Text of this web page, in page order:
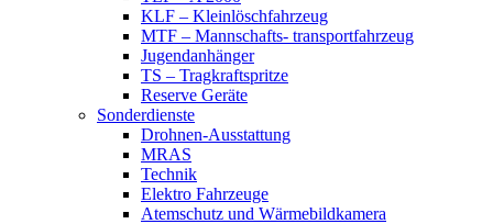
KLF – Kleinlöschfahrzeug
MTF – Mannschafts- transportfahrzeug
Jugendanhänger
TS – Tragkraftspritze
Reserve Geräte
Sonderdienste
Drohnen-Ausstattung
MRAS
Technik
Elektro Fahrzeuge
Atemschutz und Wärmebildkamera